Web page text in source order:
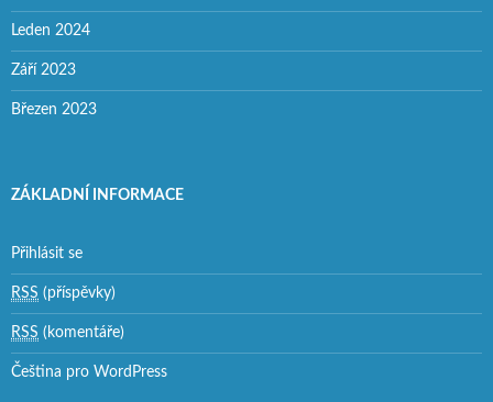
Leden 2024
Září 2023
Březen 2023
ZÁKLADNÍ INFORMACE
Přihlásit se
RSS (příspěvky)
RSS (komentáře)
Čeština pro WordPress